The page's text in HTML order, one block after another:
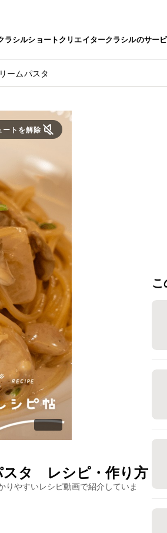
ラシルショートクリエイタークラシルのサー
ームパスタ
ートを解除
タ レシピ・作り方
りやすいレシピ動画で紹介していま